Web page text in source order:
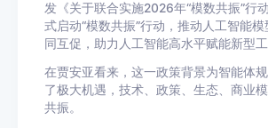
发《关于联合实施2026年“模数共振”行
式启动“模数共振”行动，推动人工智能
同互促，助力人工智能高水平赋能新型工
在贾安亚看来，这一政策背景为智能体
了极大机遇，技术、政策、生态、商业
共振。